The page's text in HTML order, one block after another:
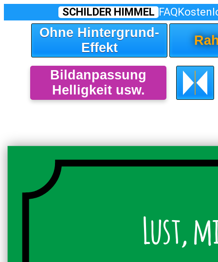
SCHILDER HIMMEL FAQ
Ohne Hintergrund-
Effekt
Bildanpassung
Helligkeit usw.
Lust,